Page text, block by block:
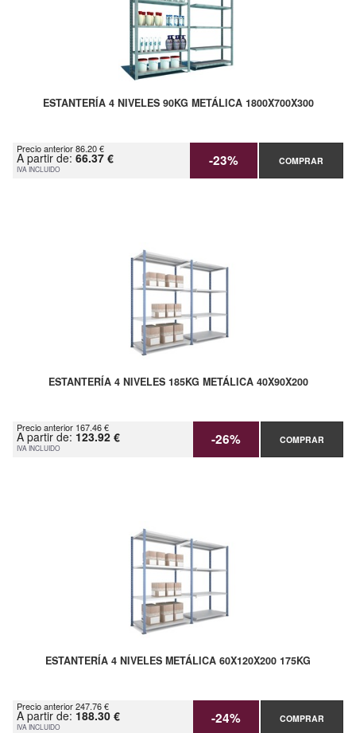
ESTANTERÍA 4 NIVELES 90KG METÁLICA 1800X700X300
Precio anterior 86.20 €
A partir de: 66.37 €
IVA INCLUIDO -23% COMPRAR
ESTANTERÍA 4 NIVELES 185KG METÁLICA 40X90X200
Precio anterior 167.46 €
A partir de: 123.92 €
IVA INCLUIDO -26% COMPRAR
ESTANTERÍA 4 NIVELES METÁLICA 60X120X200 175KG
Precio anterior 247.76 €
A partir de: 188.30 €
IVA INCLUIDO -24% COMPRAR